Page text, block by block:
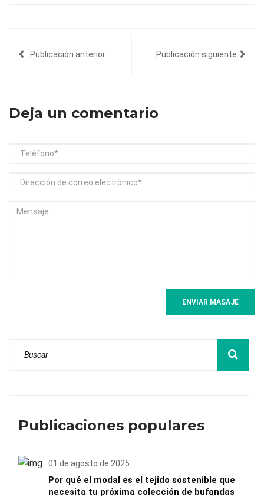
Publicación anterior Publicación siguiente
Deja un comentario
ENVIAR MASAJE
Publicaciones populares
01 de agosto de 2025
Por qué el modal es el tejido sostenible que
necesita tu próxima colección de bufandas